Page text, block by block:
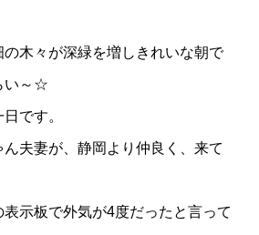
木々が深緑を増しきれいな朝で
い～☆
です。
夫妻が、静岡より仲良く、来て
示板で外気が4度だったと言って